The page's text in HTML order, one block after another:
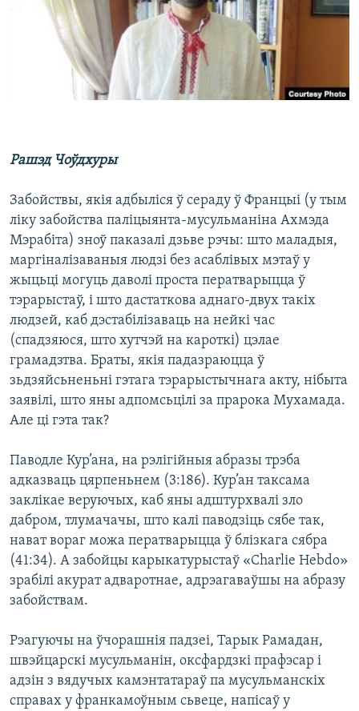
КУЛЬТУРА
КАЛЯНДАР
МОВА
НА ХВАЛЯХ СВАБОДЫ
Рашэд Чоўдхуры
Забойствы, якія адбыліся ў сераду ў Францыі (у тым
ліку забойства паліцыянта-мусульманіна Ахмэда
Мэрабіта) зноў паказалі дзьве рэчы: што маладыя,
маргіналізаваныя людзі без асаблівых мэтаў у
жыцьці могуць даволі проста ператварыцца ў
тэрарыстаў, і што дастаткова аднаго-двух такіх
людзей, каб дэстабілізаваць на нейкі час
(спадзяюся, што хутчэй на кароткі) цэлае
грамадзтва. Браты, якія падазраюцца ў
зьдзяйсьненьні гэтага тэрарыстычнага акту, нібыта
заявілі, што яны адпомсьцілі за прарока Мухамада.
Але ці гэта так?
Паводле Кур’ана, на рэлігійныя абразы трэба
адказваць цярпеньнем (3:186). Кур’ан таксама
заклікае веруючых, каб яны адштурхвалі зло
дабром, тлумачачы, што калі паводзіць сябе так,
нават вораг можа ператварыцца ў блізкага сябра
(41:34). А забойцы карыкатурыстаў «Charlie Hebdo»
зрабілі акурат адваротнае, адрэагаваўшы на абразу
забойствам.
Рэагуючы на ўчорашнія падзеі, Тарык Рамадан,
швэйцарскі мусульманін, оксфардзкі прафэсар і
адзін з вядучых камэнтатараў па мусульманскіх
справах у франкамоўным сьвеце, напісаў у